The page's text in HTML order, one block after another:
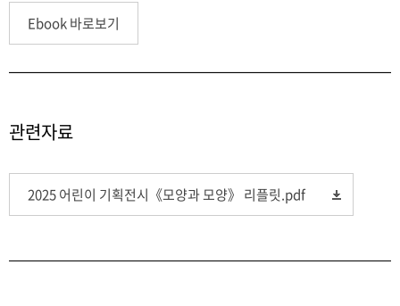
Ebook 바로보기
관련자료
2025 어린이 기획전시《모양과 모양》 리플릿.pdf